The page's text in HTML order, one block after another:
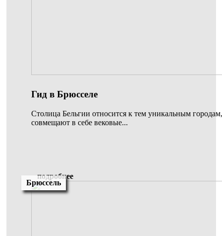
Гид в Брюсселе
Столица Бельгии относится к тем уникальным
совмещают в себе вековые...
подробнее
Брюссель